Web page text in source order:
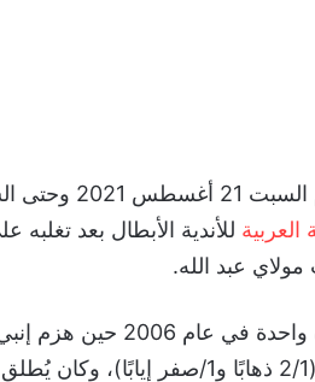
احتفل نادي الرجاء البيضاوي المغربي
العربية للأندية الأبطال بعد تغلبه
عبد الله.
ولم يفز الرجاء بلقب البطولة العربية سوى مرة
بنتيجة 1/3 في مجموع مباراتي الذهاب والإياب (2/1 ذهابًا و1/صفر